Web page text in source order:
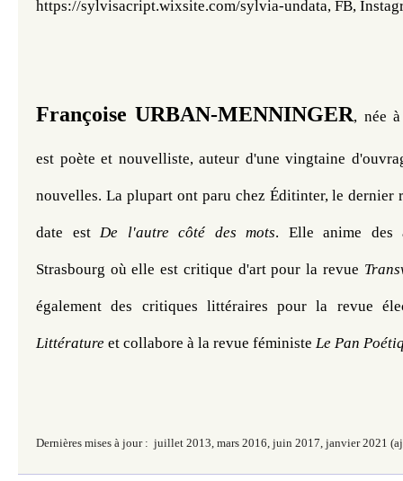
https://sylvisacript.wixsite.com/sylvia-undata, FB,
Françoise URBAN-MENNINGER, née
est poète et nouvelliste, auteur d'une vingtaine
nouvelles. La plupart ont paru chez Éditinter, le dernier
date est De l'autre côté des mots. Elle anime des
Strasbourg où elle est critique d'art pour la revue
également des critiques littéraires pour la revue
Littérature et collabore à la revue féministe Le Pan
Dernières mises à jour : juillet 2013, mars 2016, juin 2017, janvier 2021